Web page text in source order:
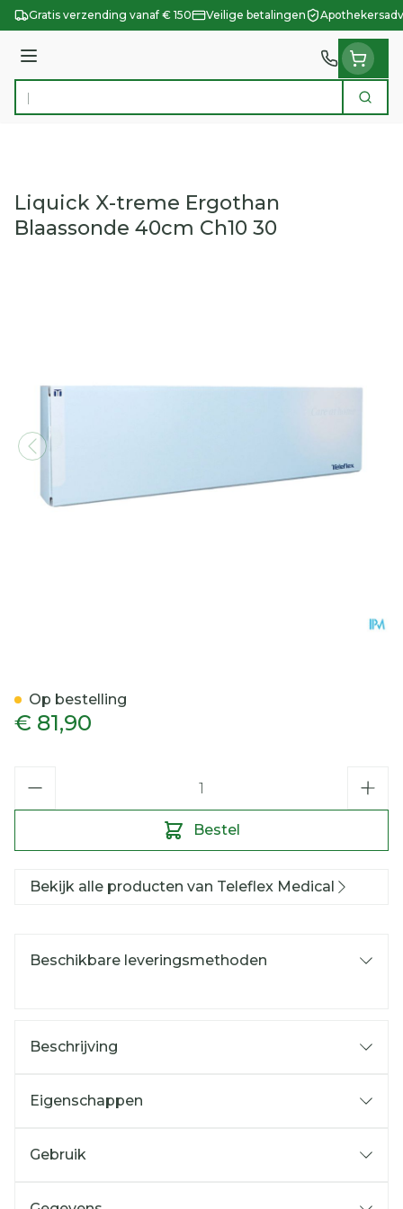
Ga naar de inhoud
Gratis verzending vanaf € 150 Veilige betalingen
Menu
Product, merk, categorie... Zoek
Liquick X-treme Ergothan
Blaassonde 40cm Ch10 30
€ 81,90
Bestel
Op bestelling
Bekijk alle producten van Teleflex Medical
Beschikbare leveringsmethoden
Beschrijving
Eigenschappen
Gebruik